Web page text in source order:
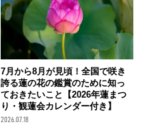
7月から8月が見頃！全国で咲き
誇る蓮の花の鑑賞のために知っ
ておきたいこと【2026年蓮まつ
り・観蓮会カレンダー付き】
2026.07.18